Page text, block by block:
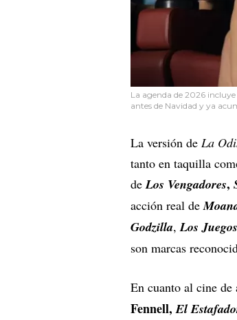
La agenda de 2026
antes de Navidad y ya
La versión de La
tanto en taquilla
deLos Vengadores,
acción real de
Godzilla, Los
son marcas
En cuanto al cine de
Fennell,El